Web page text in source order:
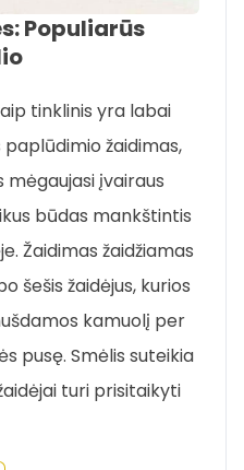
Populiarūs
tinklinis yra labai
paplūdimio žaidimas,
mėgaujasi įvairaus
būdas mankštintis
Žaidimas žaidžiamas
šešis žaidėjus, kurios
kamuolį per
pusę. Smėlis suteikia
turi prisitaikyti